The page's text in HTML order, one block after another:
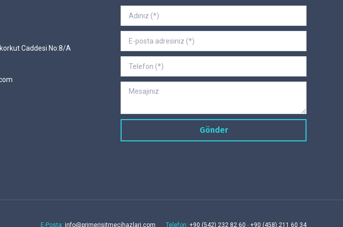
Caddesi No:8/A
E-Posta: info@primerisitmecihazlari.com Telefon: +90 (542) 232 82 60 - +90 (458) 211 60 34